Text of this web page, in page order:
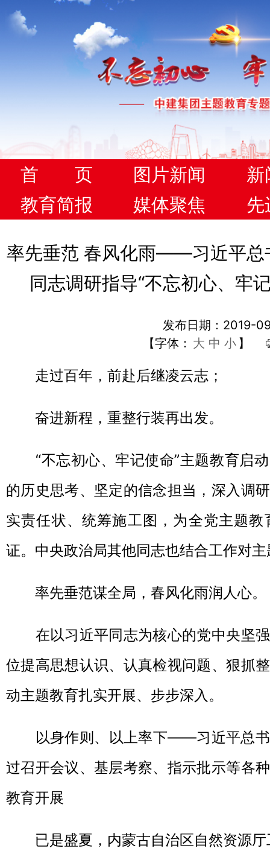
首 页 图片新闻
新
教育简报
媒体聚焦 先
率先垂范 春风化雨——习近平总
同志调研指导“不忘初心、牢
发布日期：2019-
【字体： 大 中 小 】
走过百年，前赴后继凌云志；
奋进新程，重整行装再出发。
“不忘初心、牢记使命”主题教育启动
的历史思考、坚定的信念担当，深入调
实责任状、统筹施工图，为全党主题
证。中央政治局其他同志也结合工作对
率先垂范谋全局，春风化雨润人心。
在以习近平同志为核心的党中央坚强
位提高思想认识、认真检视问题、狠抓
动主题教育扎实开展、步步深入。
以身作则、以上率下——习近平总书
过召开会议、基层考察、指示批示等各
教育开展
已是盛夏，内蒙古自治区自然资源厅